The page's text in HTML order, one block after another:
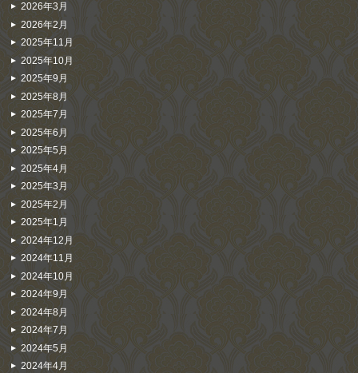
2026年3月
2026年2月
2025年11月
2025年10月
2025年9月
2025年8月
2025年7月
2025年6月
2025年5月
2025年4月
2025年3月
2025年2月
2025年1月
2024年12月
2024年11月
2024年10月
2024年9月
2024年8月
2024年7月
2024年5月
2024年4月